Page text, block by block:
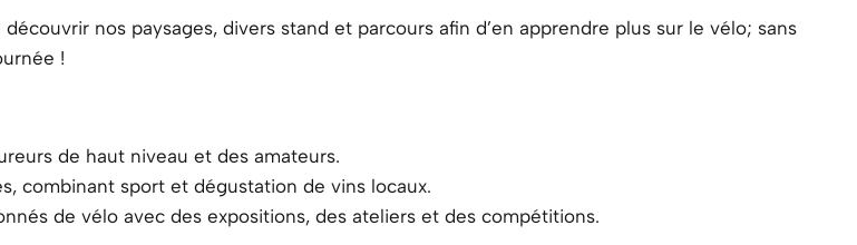
nos paysages, divers stand et parcours afin d’en apprendre plus sur le vélo; sans
!
de haut niveau et des amateurs.
combinant sport et dégustation de vins locaux.
de vélo avec des expositions, des ateliers et des compétitions.